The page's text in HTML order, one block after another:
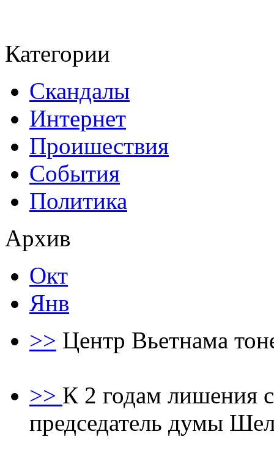
Категории
Скандалы
Интернeт
Проишествия
События
Политика
Архив
Окт
Янв
>> Центр Вьетнaма
>> К 2 годам лишения
председатель думы